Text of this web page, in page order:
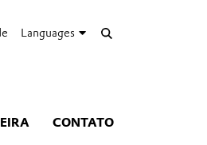
Languages
CONTATO